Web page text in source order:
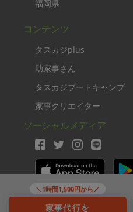
＼1時間1,500円から／
家事代行を
福岡県
コンテンツ
タスカジplus
助家事さん
タスカジブートキャンプ
家事クリエイター
ソーシャルメディア